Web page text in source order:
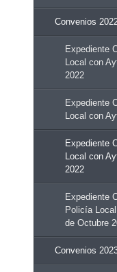
Convenios
Expediente
Local con
2022
Expediente
Local con
Expediente
Local con
2022
Expediente
Policía
de Octubre
Convenios